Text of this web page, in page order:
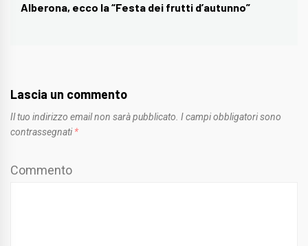
Next
Alberona, ecco la “Festa dei frutti d’autunno”
Lascia un commento
Il tuo indirizzo email non sarà pubblicato. I campi obbligatori sono
contrassegnati *
Commento